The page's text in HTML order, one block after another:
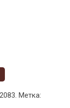
. Метка: